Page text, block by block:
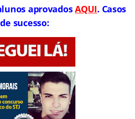
aprovadosAQUI. Casos
de sucesso: